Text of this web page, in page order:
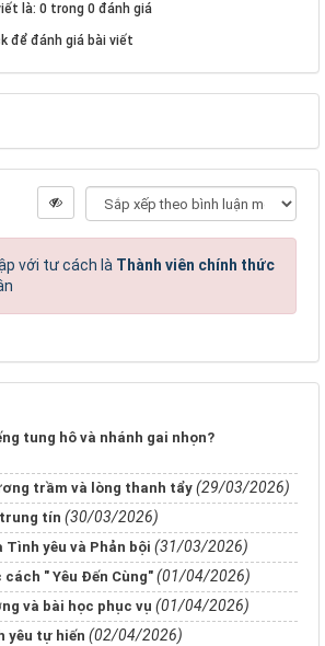
là: 0 trong 0 đánh giá
để đánh giá bài viết
với tư cách là Thành viên chính thức
tung hô và nhánh gai nhọn?
trầm và lòng thanh tẩy (29/03/2026)
tín (30/03/2026)
Tình yêu và Phản bội (31/03/2026)
" Yêu Đến Cùng" (01/04/2026)
và bài học phục vụ (01/04/2026)
yêu tự hiến (02/04/2026)